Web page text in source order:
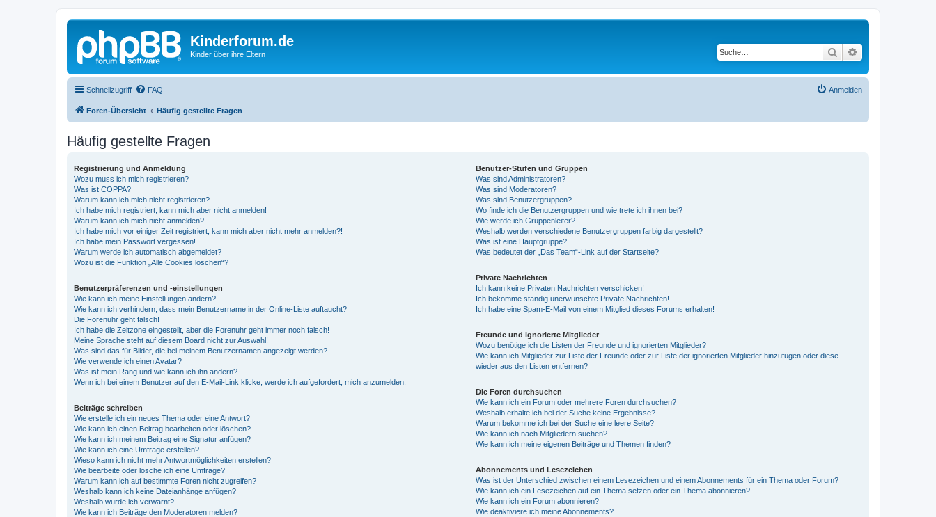
Kinderforum.de
Kinder über ihre Eltern Suche
Schnellzugriff FAQ Anmelden
Foren-Übersicht Häufig gestellte Fragen
Häufig gestellte Fragen
Registrierung und Anmeldung
Wozu muss ich mich registrieren?
Was ist COPPA?
Warum kann ich mich nicht registrieren?
Ich habe mich registriert, kann mich aber nicht anmelden!
Warum kann ich mich nicht anmelden?
Ich habe mich vor einiger Zeit registriert, kann mich aber nicht mehr anmelden?!
Ich habe mein Passwort vergessen!
Warum werde ich automatisch abgemeldet?
Wozu ist die Funktion „Alle Cookies löschen“?
Benutzerpräferenzen und -einstellungen
Wie kann ich meine Einstellungen ändern?
Wie kann ich verhindern, dass mein Benutzername in der Online-Liste auftaucht?
Die Forenuhr geht falsch!
Ich habe die Zeitzone eingestellt, aber die Forenuhr geht immer noch falsch!
Meine Sprache steht auf diesem Board nicht zur Auswahl!
Was sind das für Bilder, die bei meinem Benutzernamen angezeigt werden?
Wie verwende ich einen Avatar?
Was ist mein Rang und wie kann ich ihn ändern?
Wenn ich bei einem Benutzer auf den E-Mail-Link klicke, werde ich aufgefordert, mich anzumelden.
Beiträge schreiben
Wie erstelle ich ein neues Thema oder eine Antwort?
Wie kann ich einen Beitrag bearbeiten oder löschen?
Wie kann ich meinem Beitrag eine Signatur anfügen?
Wie kann ich eine Umfrage erstellen?
Wieso kann ich nicht mehr Antwortmöglichkeiten erstellen?
Wie bearbeite oder lösche ich eine Umfrage?
Warum kann ich auf bestimmte Foren nicht zugreifen?
Weshalb kann ich keine Dateianhänge anfügen?
Weshalb wurde ich verwarnt?
Wie kann ich Beiträge den Moderatoren melden?
Benutzer-Stufen und Gruppen
Was sind Administratoren?
Was sind Moderatoren?
Was sind Benutzergruppen?
Wo finde ich die Benutzergruppen und wie trete ich ihnen bei?
Wie werde ich Gruppenleiter?
Weshalb werden verschiedene Benutzergruppen farbig dargestellt?
Was ist eine Hauptgruppe?
Was bedeutet der „Das Team“-Link auf der Startseite?
Private Nachrichten
Ich kann keine Privaten Nachrichten verschicken!
Ich bekomme ständig unerwünschte Private Nachrichten!
Ich habe eine Spam-E-Mail von einem Mitglied dieses Forums erhalten!
Freunde und ignorierte Mitglieder
Wozu benötige ich die Listen der Freunde und ignorierten Mitglieder?
Wie kann ich Mitglieder zur Liste der Freunde oder zur Liste der ignorierten Mitglieder hinzufügen oder diese
wieder aus den Listen entfernen?
Die Foren durchsuchen
Wie kann ich ein Forum oder mehrere Foren durchsuchen?
Weshalb erhalte ich bei der Suche keine Ergebnisse?
Warum bekomme ich bei der Suche eine leere Seite?
Wie kann ich nach Mitgliedern suchen?
Wie kann ich meine eigenen Beiträge und Themen finden?
Abonnements und Lesezeichen
Was ist der Unterschied zwischen einem Lesezeichen und einem Abonnements für ein Thema oder Forum?
Wie kann ich ein Lesezeichen auf ein Thema setzen oder ein Thema abonnieren?
Wie kann ich ein Forum abonnieren?
Wie deaktiviere ich meine Abonnements?